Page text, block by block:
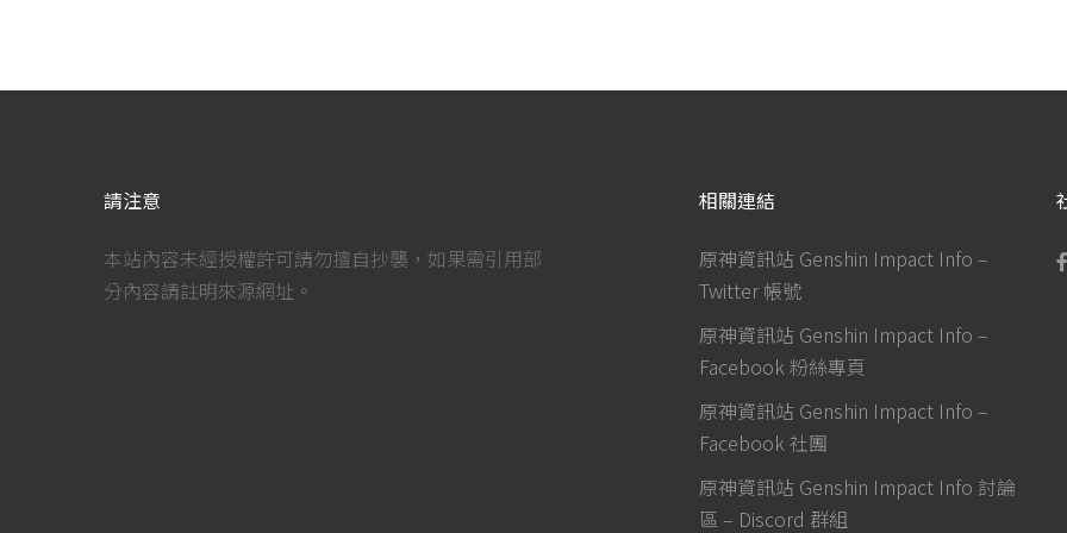
請注意
本站內容未經授權許可請勿擅自抄襲，如果需引用部
分內容請註明來源網址。
相關連結
原神資訊站 Genshin Impact Info –
Twitter 帳號
原神資訊站 Genshin Impact Info –
Facebook 粉絲專頁
原神資訊站 Genshin Impact Info –
Facebook 社團
原神資訊站 Genshin Impact Info 討論
區 – Discord 群組